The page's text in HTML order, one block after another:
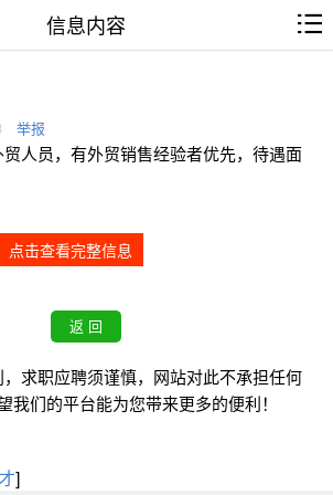
信息内容
举报
人员，有外贸销售经验者优先，待遇面
点击查看完整信息
求职应聘须谨慎，网站对此不承担任何
我们的平台能为您带来更多的便利！
]